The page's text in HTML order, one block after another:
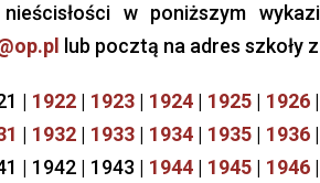
nieścisłości w poniższym
lub pocztą na adres szkoły
| 1922 | 1923 | 1924 | 1925 | 1926 |
| 1932 | 1933 | 1934 | 1935 | 1936 |
| 1942 | 1943 | 1944 | 1945 | 1946 |